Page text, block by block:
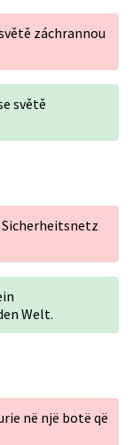
záchrannou
světě
Welt.
në një botë që